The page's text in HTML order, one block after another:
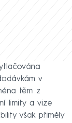
v
těm z
limity a vize
však přiměly